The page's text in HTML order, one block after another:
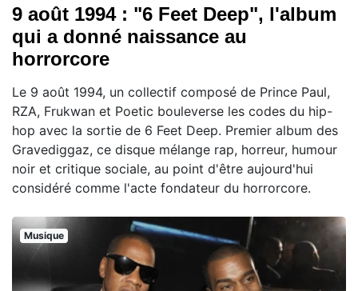
9 août 1994 : "6 Feet Deep", l'album
qui a donné naissance au
horrorcore
Le 9 août 1994, un collectif composé de Prince Paul,
RZA, Frukwan et Poetic bouleverse les codes du hip-
hop avec la sortie de 6 Feet Deep. Premier album des
Gravediggaz, ce disque mélange rap, horreur, humour
noir et critique sociale, au point d'être aujourd'hui
considéré comme l'acte fondateur du horrorcore.
Musique